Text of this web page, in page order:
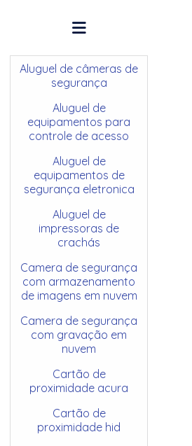
Aluguel de câmeras de
segurança
Aluguel de
equipamentos para
controle de acesso
Aluguel de
equipamentos de
segurança eletronica
Aluguel de
impressoras de
crachás
Camera de segurança
com armazenamento
de imagens em nuvem
Camera de segurança
com gravação em
nuvem
Cartão de
proximidade acura
Cartão de
proximidade hid